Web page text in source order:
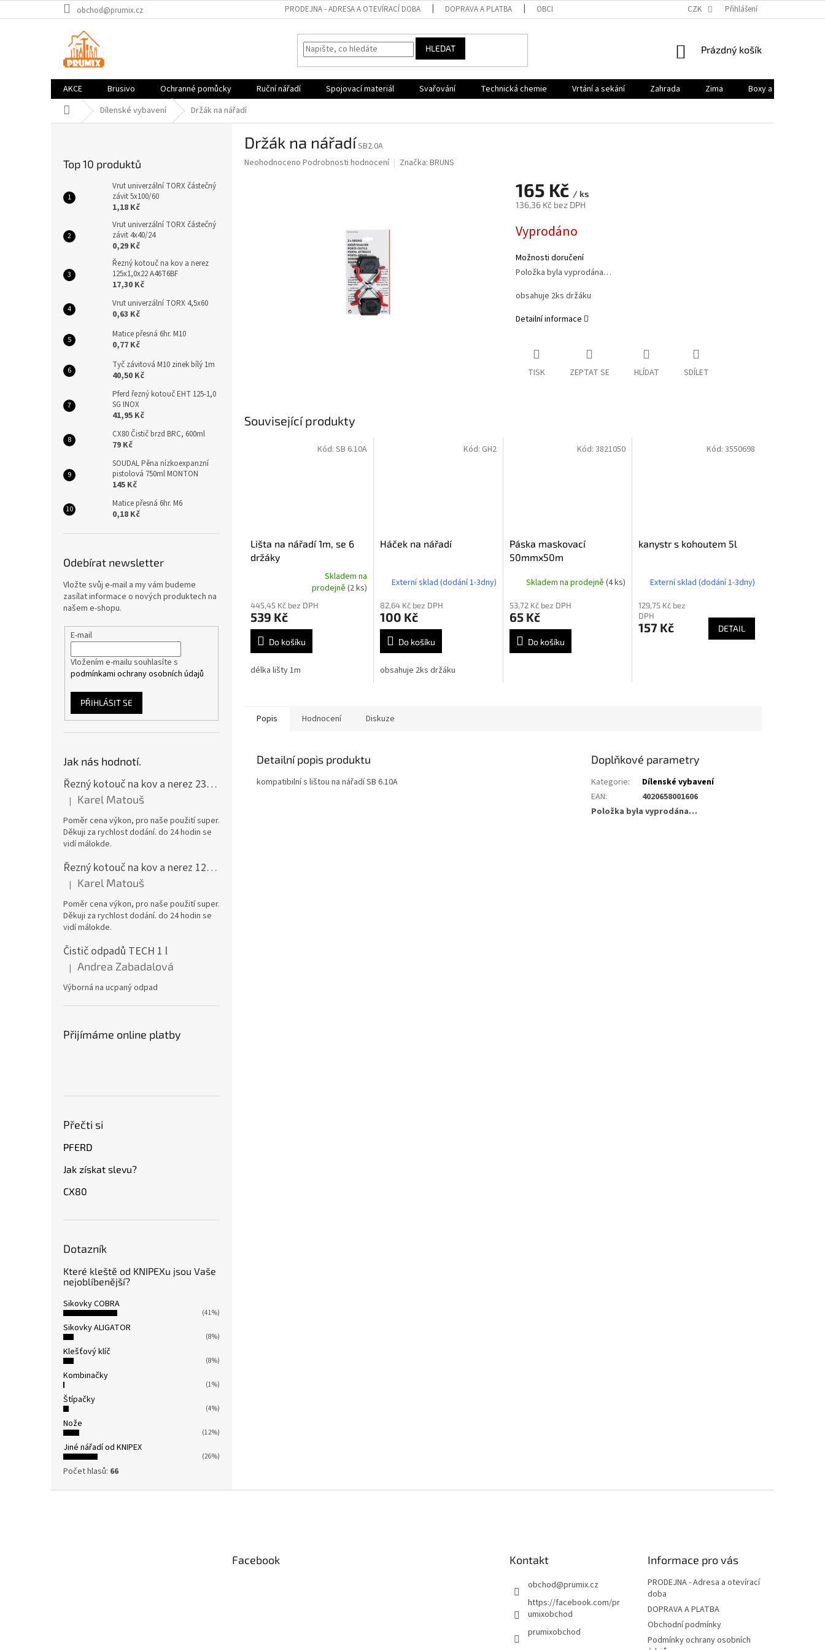
na
obchod@prumix.cz PRODEJNA - ADRESA A OTEVÍRACÍ DOBA DOPRAVA A PLATBA OBCHODNÍ PODMÍNKY PODMÍNKY OCHRANY OSOBNÍCH ÚDAJŮ
CZK Přihlášení
HLEDAT
NÁKUPNÍ
Prázdný košík
AKCE Brusivo Ochranné pomůcky Ruční nářadí Spojovací materiál Svařování Technická chemie Vrtání a sekání Zahrada Zima Boxy a brašny
Domů Dílenské vybavení Držák na nářadí
Top 10 produktů
Vrut univerzální TORX částečný
závit 5x100/60
1,18 Kč
Vrut univerzální TORX částečný
závit 4x40/24
0,29 Kč
Řezný kotouč na kov a nerez
125x1,0x22 A46T6BF
17,30 Kč
Vrut univerzální TORX 4,5x60
0,63 Kč
Matice přesná 6hr. M10
0,77 Kč
Tyč závitová M10 zinek bílý 1m
40,50 Kč
Pferd řezný kotouč EHT 125-1,0
SG INOX
41,95 Kč
CX80 Čistič brzd BRC, 600ml
79 Kč
SOUDAL Pěna nízkoexpanzní
pistolová 750ml MONTON
145 Kč
Matice přesná 6hr. M6
0,18 Kč
Odebírat newsletter
Vložte svůj e-mail a my vám budeme
zasílat informace o nových produktech na
našem e-shopu.
E-mail
Vložením e-mailu souhlasíte s
podmínkami ochrany osobních údajů
PŘIHLÁSIT SE
Jak nás hodnotí.
Řezný kotouč na kov a nerez 230x2,0x22 A46T6BF, balení 25ks
Hodnocení produktu je 5 z 5 hvězdiček.
| Karel Matouš
Poměr cena výkon, pro naše použití super.
Děkuji za rychlost dodání. do 24 hodin se
vidí málokde.
Řezný kotouč na kov a nerez 125x1,0x22 A46T6BF, balení 25ks
Hodnocení produktu je 5 z 5 hvězdiček.
| Karel Matouš
Poměr cena výkon, pro naše použití super.
Děkuji za rychlost dodání. do 24 hodin se
vidí málokde.
Čistič odpadů TECH 1 l
Hodnocení produktu je 5 z 5 hvězdiček.
| Andrea Zabadalová
Výborná na ucpaný odpad
Přijímáme online platby
Přečti si
PFERD
Jak získat slevu?
CX80
Dotazník
Které kleště od KNIPEXu jsou Vaše
nejoblíbenější?
Sikovky COBRA
(41%)
Sikovky ALIGATOR
(8%)
Klešťový klíč
(8%)
Kombinačky
(1%)
Štípačky
(4%)
Nože
(12%)
Jiné nářadí od KNIPEX
(26%)
Počet hlasů: 66
Držák na nářadíSB2.0A
Průměrné
Neohodnoceno Podrobnosti hodnocení Značka: BRUNS
165 Kč / ks
136,36 Kč bez DPH
cena:
Vyprodáno
Možnosti doručení
Položka byla vyprodána…
obsahuje 2ks držáku
Detailní informace
TISK ZEPTAT SE HLÍDAT SDÍLET
Související produkty
Lišta na nářadí 1m, se 6
držáky
produktu
je
5,0
5
hvězdiček.
Skladem na
prodejně (2 ks)
445,45 Kč bez DPH
539 Kč
Do košíku
délka lišty 1m
Kód: SB 6.10A
Háček na nářadí
Externí sklad (dodání 1-3dny)
82,64 Kč bez DPH
100 Kč
Do košíku
obsahuje 2ks držáku
Kód: GH2
Páska maskovací
50mmx50m
Skladem na prodejně(4 ks)
53,72 Kč bez DPH
65 Kč
Do košíku
Kód:3821050
kanystr s kohoutem 5l
Externí sklad (dodání 1-3dny)
129,75 Kč bez
DPH
157 Kč DETAIL
Kód: 3550698
Popis Hodnocení Diskuze
Detailní popis produktu
kompatibilní s lištou na nářadíSB 6.10A
Doplňkové parametry
Kategorie:
Dílenské vybavení
EAN:
4020658001606
Položka byla vyprodána…
Facebook Kontakt
obchod@prumix.cz
https://facebook.com/pr
umixobchod
prumixobchod
Informace pro vás
PRODEJNA - Adresa a otevírací
doba
DOPRAVA A PLATBA
Obchodní podmínky
Podmínky ochrany osobních